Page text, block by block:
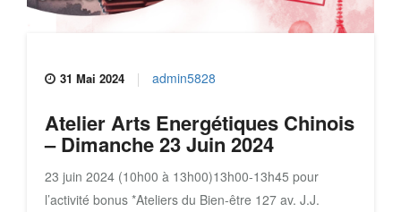
31 Mai 2024 admin5828
Atelier Arts Energétiques Chinois
– Dimanche 23 Juin 2024
23 juin 2024 (10h00 à 13h00)13h00-13h45 pour
l’activité bonus *Ateliers du Bien-être 127 av. J.J.